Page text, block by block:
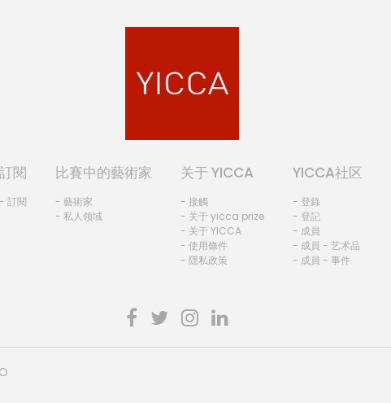
訂閱
- 訂閱
比賽中的藝術家
- 藝術家
- 私人领域
关于 YICCA
- 接觸
- 关于 yicca prize
- 关于 YICCA
- 使用條件
- 隱私政策
YICCA社区
- 登錄
- 登記
- 成員
- 成員 - 艺术品
- 成員 - 事件